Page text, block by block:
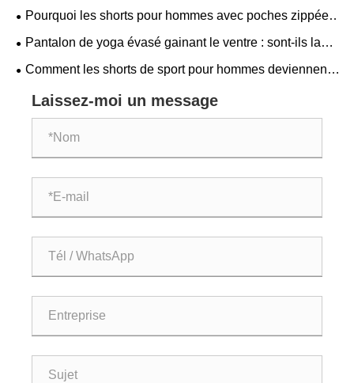
performances en matière de vêtements de sport ?
Pourquoi les shorts pour hommes avec poches zippées
deviennent-ils un incontournable pour les hommes
Pantalon de yoga évasé gainant le ventre : sont-ils la
combinaison parfaite de confort et de style
Comment les shorts de sport pour hommes deviennent-
fitness mondiaux ?
Laissez-moi un message